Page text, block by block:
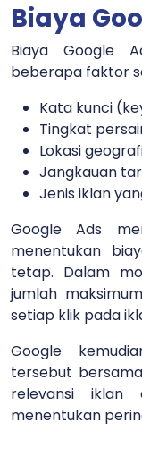
Biaya
Biaya Google
beberapa faktor
Kata kunci
Tingkat
Lokasi
Jangkauan
Jenis iklan
Google Ads
menentukan
tetap. Dalam
jumlah
setiap klik pada
Google
tersebut
relevansi
menentukan